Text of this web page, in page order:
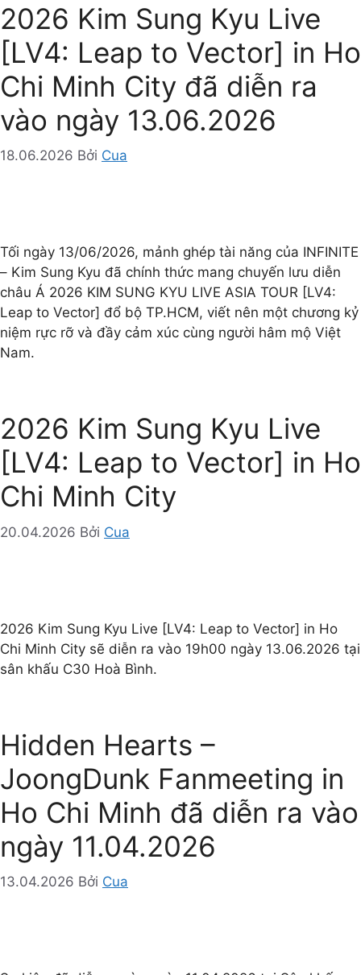
2026 Kim Sung Kyu Live
[LV4: Leap to Vector] in Ho
Chi Minh City đã diễn ra
vào ngày 13.06.2026
18.06.2026 Bởi Cua
Tối ngày 13/06/2026, mảnh ghép tài năng của INFINITE
– Kim Sung Kyu đã chính thức mang chuyến lưu diễn
châu Á 2026 KIM SUNG KYU LIVE ASIA TOUR [LV4:
Leap to Vector] đổ bộ TP.HCM, viết nên một chương kỷ
niệm rực rỡ và đầy cảm xúc cùng người hâm mộ Việt
Nam.
2026 Kim Sung Kyu Live
[LV4: Leap to Vector] in Ho
Chi Minh City
20.04.2026 Bởi Cua
2026 Kim Sung Kyu Live [LV4: Leap to Vector] in Ho
Chi Minh City sẽ diễn ra vào 19h00 ngày 13.06.2026 tại
sân khấu C30 Hoà Bình.
Hidden Hearts –
JoongDunk Fanmeeting in
Ho Chi Minh đã diễn ra vào
ngày 11.04.2026
13.04.2026 Bởi Cua